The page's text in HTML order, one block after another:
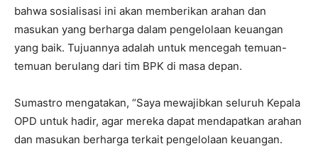
bahwa sosialisasi ini akan memberikan arahan dan
masukan yang berharga dalam pengelolaan keuangan
yang baik. Tujuannya adalah untuk mencegah temuan-
temuan berulang dari tim BPK di masa depan.
Sumastro mengatakan, “Saya mewajibkan seluruh Kepala
OPD untuk hadir, agar mereka dapat mendapatkan arahan
dan masukan berharga terkait pengelolaan keuangan.